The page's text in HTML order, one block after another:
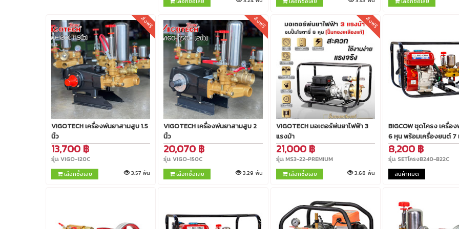
VIGOTECH เครื่องพ่นยาสามสูบ 1.5
นิ้ว
13,700 ฿
รุ่น: VIGO-120C
เลือกซื้อเลย
3.57 พัน
ส่งฟรี
รายละเอียดสินค้า
VIGOTECH เครื่องพ่นยาสามสูบ 2
นิ้ว
20,070 ฿
รุ่น: VIGO-150C
เลือกซื้อเลย
3.29 พัน
ส่งฟรี
รายละเอียดสินค้า
VIGOTECH มอเตอร์พ่นยาไฟฟ้า 3
แรงม้า
21,000 ฿
รุ่น: MS3-22-PREMIUM
เลือกซื้อเลย
3.68 พัน
ส่งฟรี
รายละเอียดสินค้า
BIGCOW ชุดโครง เครื่อ
6 หุน พร้อมเครื่องยนต์ 7
8,200 ฿
รุ่น: SETโครงB240-B22C
สินค้าหมด
รายละเอียดสิน